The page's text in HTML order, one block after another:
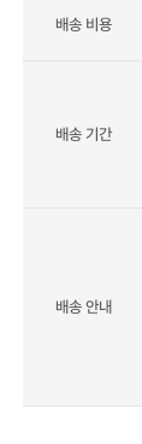
배송 비용
배송 기간
배송 안내